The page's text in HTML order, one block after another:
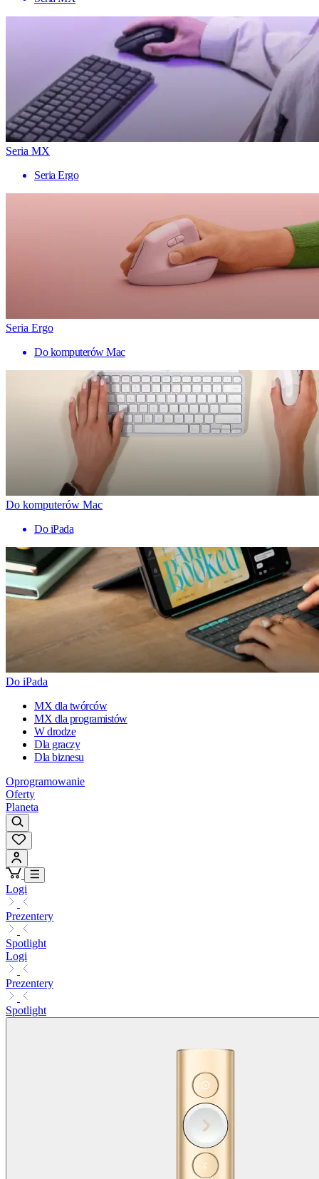
Seria MX
Seria Ergo
Seria Ergo
Do komputerów Mac
Do komputerów Mac
Do iPada
Do iPada
MX dla twórców
MX dla programistów
W drodze
Dla graczy
Dla biznesu
Oprogramowanie
Oferty
Planeta
Logi
Prezentery
Spotlight
Logi
Prezentery
Spotlight